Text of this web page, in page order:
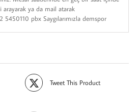
ya da mail atarak
5450110 pbx Saygılarımızla demspor
Tweet This Product